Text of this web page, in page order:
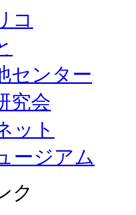
コ
センター
究会
ット
ージアム
ク